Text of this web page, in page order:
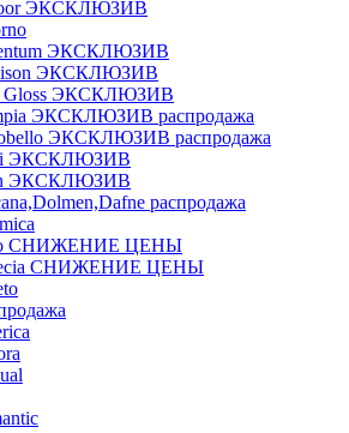
ЭКСКЛЮЗИВ
ЭКСКЛЮЗИВ
ЭКСКЛЮЗИВ
Gloss ЭКСКЛЮЗИВ
ЭКСКЛЮЗИВ распродажа
ЭКСКЛЮЗИВ распродажа
ЭКСКЛЮЗИВ
ЭКСКЛЮЗИВ
распродажа
СНИЖЕНИЕ ЦЕНЫ
СНИЖЕНИЕ ЦЕНЫ